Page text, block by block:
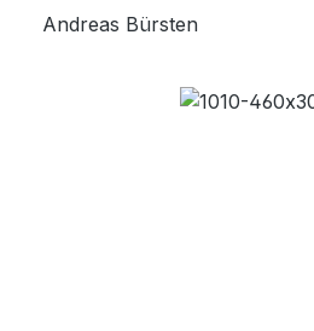
Andreas Bürsten
Bildergalerie überspringen